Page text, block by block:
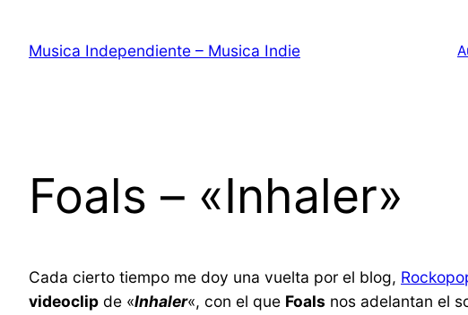
contenido
Musica Independiente – Musica Indie
Foals – «Inhaler»
Cada cierto tiempo me doy una vuelta por el blog,
videoclip de «Inhaler«, con el que Foals nos adelantan el